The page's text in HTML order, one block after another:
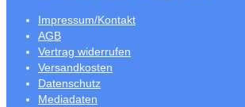
Impressum/Kontakt
AGB
Vertrag widerrufen
Versandkosten
Datenschutz
Mediadaten